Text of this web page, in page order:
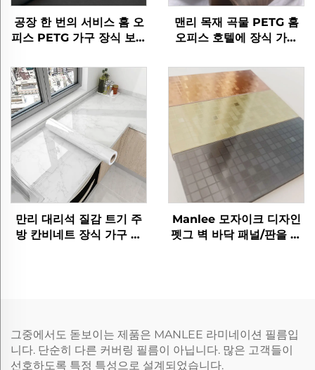
공장 한 번의 서비스 홈 오
피스 PETG 가구 장식 보호
바닥 벽 패널 시트
맨리 목재 곡물 PETG 홈
오피스 호텔에 장식 가구
만리 대리석 질감 트기 주
방 칸비네트 장식 가구 필
Manlee 모자이크 디자인
펫그 벽 바닥 패널/판을 위
그중에서도 돋보이는 제품은 MANLEE 라미네이션 필름입
니다. 단순히 다른 커버링 필름이 아닙니다. 많은 고객들이
선호하도록 특정 특성으로 설계되었습니다.